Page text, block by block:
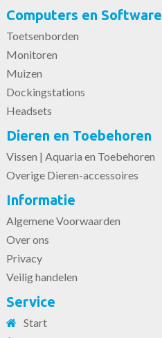
Computers en Software
Toetsenborden
Monitoren
Muizen
Dockingstations
Headsets
Dieren en Toebehoren
Vissen | Aquaria en Toebehoren
Overige Dieren-accessoires
Informatie
Algemene Voorwaarden
Over ons
Privacy
Veilig handelen
Service
Start